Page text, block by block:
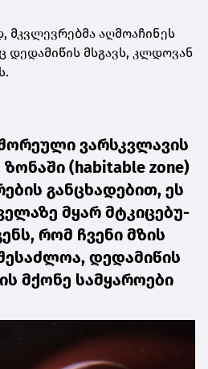
მკვლევ­რებ­მა აღ­მო­ა­ჩი­ნეს
მსგავს, კლდო­ვან
ვარ­სკვლა­ვის
(habitable zone)
გან­ცხა­დე­ბით, ეს
მყარ მტკი­ცე­ბუ­
რომ ჩვე­ნი მზის
დე­და­მი­წის
მქო­ნე სამ­ყა­რო­ე­ბი